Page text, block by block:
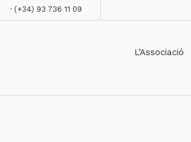
· (+34) 93 736 11 09
L’Associació